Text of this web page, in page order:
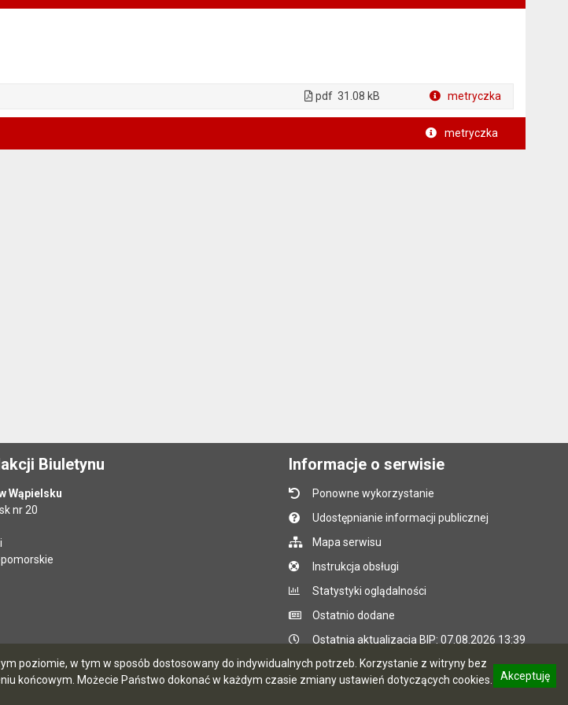
poziomie, w tym w sposób dostosowany do indywidualnych potrzeb. Korzystanie z witryny bez
końcowym. Możecie Państwo dokonać w każdym czasie zmiany ustawień dotyczących cookies.
Akceptuję
pdf 31.08 kB metryczka
metryczka
Biuletynu
Wąpielsku
nr 20
Informacje o serwisie
Ponowne wykorzystanie
Udostępnianie informacji publicznej
Mapa serwisu
Instrukcja obsługi
Statystyki oglądalności
Ostatnio dodane
Ostatnia aktualizacja BIP: 07.08.2026 13:39
CMS i hosting: Logonet Sp. z o.o. w Bydgoszczy